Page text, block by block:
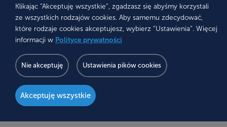
Do jakich usług stomatologicznych
dentysta-przedsiębiorca dopłaca?
może z niektórych wizyt, które muszą być wykonane, pieniędzy
nie ma i trzeba je wrzucić w ogólne koszty prowadzenia
Klikając “Akceptuję wszystkie“, zgadzasz się abyśmy korzystali
ze wszystkich rodzajów cookies. Aby samemu zdecydować,
które rodzaje cookies akceptujesz, wybierz “Ustawienia“. Więcej
informacji w Polityce prywatności
Nie akceptuję Ustawienia pików cookies
Akceptuję wszystkie